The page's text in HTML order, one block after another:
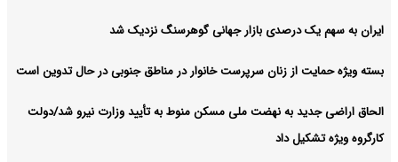
ایران به سهم یک‌ درصدی بازار جهانی گوهرسنگ نزدیک شد
بسته ویژه حمایت از زنان سرپرست خانوار در مناطق جنوبی در حال تدوین است
الحاق اراضی جدید به نهضت ملی مسکن منوط به تأیید وزارت نیرو شد/دولت
کارگروه ویژه تشکیل داد